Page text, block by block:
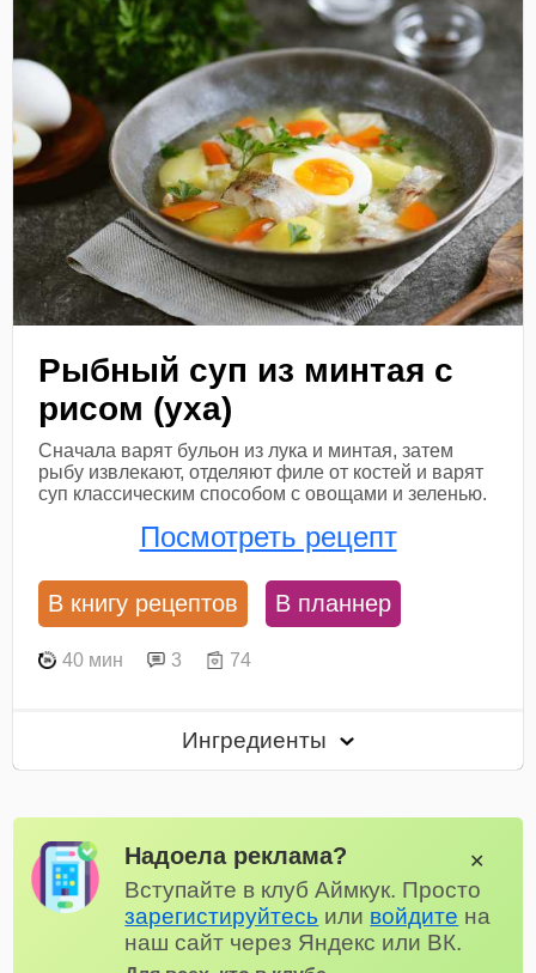
Рыбный суп из минтая с
рисом (уха)
Сначала варят бульон из лука и минтая, затем
рыбу извлекают, отделяют филе от костей и варят
суп классическим способом с овощами и зеленью.
Посмотреть рецепт
В книгу рецептов В планнер
40 мин 3 74
Ингредиенты
Надоела реклама?
Вступайте в клуб Аймкук. Просто
зарегистируйтесь или войдите на
наш сайт через Яндекс или ВК.
✕